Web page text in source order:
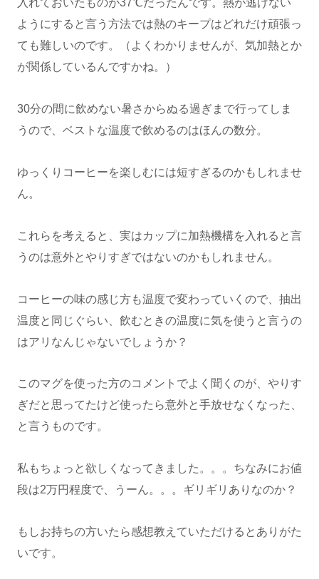
入れておいたものが37℃だったんです。熱が逃げない
ようにすると言う方法では熱のキープはどれだけ頑張っ
ても難しいのです。（よくわかりませんが、気加熱とか
が関係しているんですかね。）
30分の間に飲めない暑さからぬる過ぎまで行ってしま
うので、ベストな温度で飲めるのはほんの数分。
ゆっくりコーヒーを楽しむには短すぎるのかもしれませ
ん。
これらを考えると、実はカップに加熱機構を入れると言
うのは意外とやりすぎではないのかもしれません。
コーヒーの味の感じ方も温度で変わっていくので、抽出
温度と同じぐらい、飲むときの温度に気を使うと言うの
はアリなんじゃないでしょうか？
このマグを使った方のコメントでよく聞くのが、やりす
ぎだと思ってたけど使ったら意外と手放せなくなった、
と言うものです。
私もちょっと欲しくなってきました。。。ちなみにお値
段は2万円程度で、うーん。。。ギリギリありなのか？
もしお持ちの方いたら感想教えていただけるとありがた
いです。